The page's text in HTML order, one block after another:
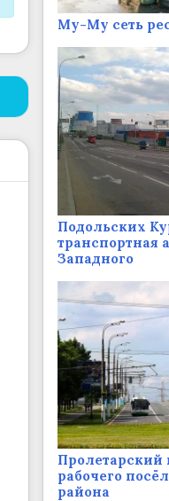
Му-Му сеть
Подольских
транспортная
Западного
Пролетарский
рабочего
района